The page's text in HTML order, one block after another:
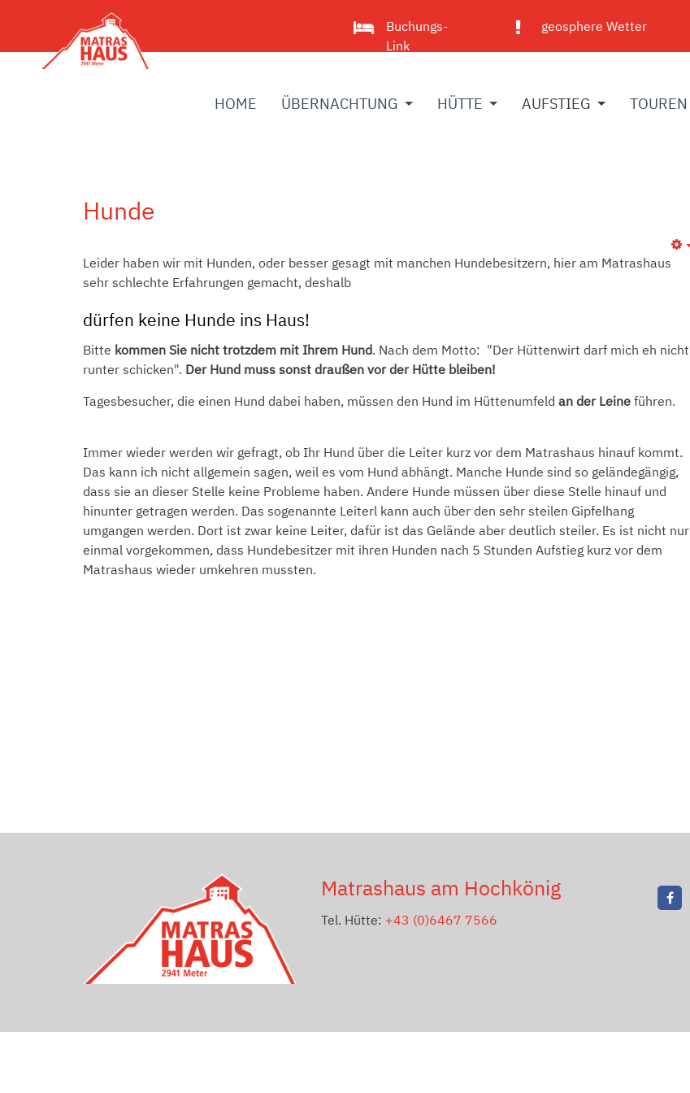
Buchungs-
Link
geosphere Wetter
HOME ÜBERNACHTUNG HÜTTE AUFSTIEG TOUREN
Hunde
Leider haben wir mit Hunden, oder besser gesagt mit manchen Hundebesitzern, hier am Matrashaus
sehr schlechte Erfahrungen gemacht, deshalb
dürfen keine Hunde ins Haus!
Bitte kommen Sie nicht trotzdem mit Ihrem Hund. Nach dem Motto: "Der Hüttenwirt darf mich eh nicht
runter schicken". Der Hund muss sonst draußen vor der Hütte bleiben!
Tagesbesucher, die einen Hund dabei haben, müssen den Hund im Hüttenumfeld an der Leine führen.
Immer wieder werden wir gefragt, ob Ihr Hund über die Leiter kurz vor dem Matrashaus hinauf kommt.
Das kann ich nicht allgemein sagen, weil es vom Hund abhängt. Manche Hunde sind so geländegängig,
dass sie an dieser Stelle keine Probleme haben. Andere Hunde müssen über diese Stelle hinauf und
hinunter getragen werden. Das sogenannte Leiterl kann auch über den sehr steilen Gipfelhang
umgangen werden. Dort ist zwar keine Leiter, dafür ist das Gelände aber deutlich steiler. Es ist nicht nur
einmal vorgekommen, dass Hundebesitzer mit ihren Hunden nach 5 Stunden Aufstieg kurz vor dem
Matrashaus wieder umkehren mussten.
Matrashaus am Hochkönig
Tel. Hütte: +43 (0)6467 7566